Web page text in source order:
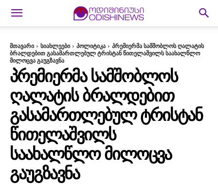
მთავარი სიახლეები პოლიტიკა
პრემიერმა სამშობლოს ღალატის
ბრალდებით გასამართლებულ ტრისტან წითელაშვილს საახალწლო
მილოცვა გაუგზავნა
ᲞᲠᲔᲛᲘᲔᲠᲛᲐ ᲡᲐᲛᲨᲝᲑᲚᲝᲡ
ᲦᲐᲚᲐᲢᲘᲡ ᲑᲠᲐᲚᲓᲔᲑᲘᲗ
ᲒᲐᲡᲐᲛᲐᲠᲗᲚᲔᲑᲣᲚ ᲢᲠᲘᲡᲢᲐᲜ
ᲬᲘᲗᲔᲚᲐᲨᲕᲘᲚᲡ
ᲡᲐᲐᲮᲐᲚᲬᲚᲝ ᲛᲘᲚᲝᲪᲕᲐ
ᲒᲐᲣᲒᲖᲐᲕᲜᲐ